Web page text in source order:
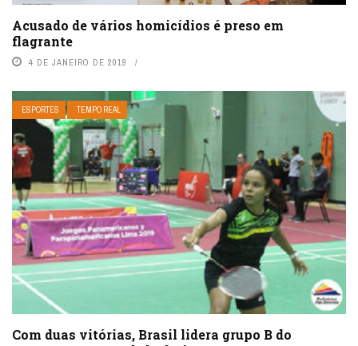
Acusado de vários homicídios é preso em
flagrante
4 DE JANEIRO DE 2019
ESPORTES TEMPO REAL
Com duas vitórias, Brasil lidera grupo B do